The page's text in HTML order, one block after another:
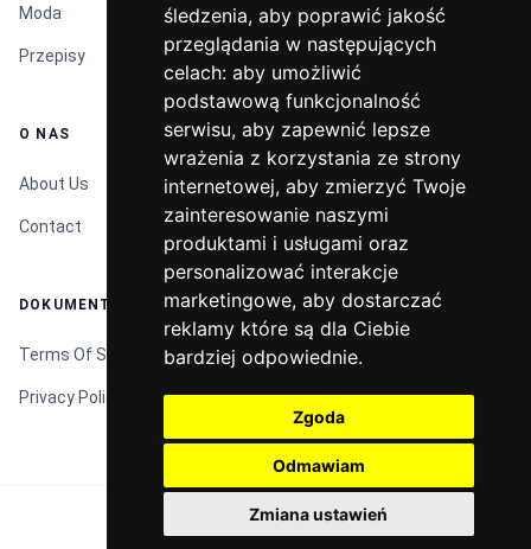
śledzenia, aby poprawić jakość
przeglądania w następujących
celach: aby umożliwić
podstawową funkcjonalność
serwisu, aby zapewnić lepsze
wrażenia z korzystania ze strony
internetowej, aby zmierzyć Twoje
zainteresowanie naszymi
produktami i usługami oraz
personalizować interakcje
marketingowe, aby dostarczać
reklamy które są dla Ciebie
bardziej odpowiednie.
Zgoda
Odmawiam
Zmiana ustawień
śledzenia, aby poprawić jakość
przeglądania w następujących
celach: aby umożliwić
podstawową funkcjonalność
serwisu, aby zapewnić lepsze
wrażenia z korzystania ze strony
internetowej, aby zmierzyć Twoje
zainteresowanie naszymi
produktami i usługami oraz
personalizować interakcje
marketingowe, aby dostarczać
reklamy które są dla Ciebie
bardziej odpowiednie.
Zgoda
Odmawiam
Zmiana ustawień
Moda
Przepisy
O NAS
About Us
Contact
DOKUMENTY
Terms Of Service
Privacy Policy
© 2026 TIFFANIE.PL.